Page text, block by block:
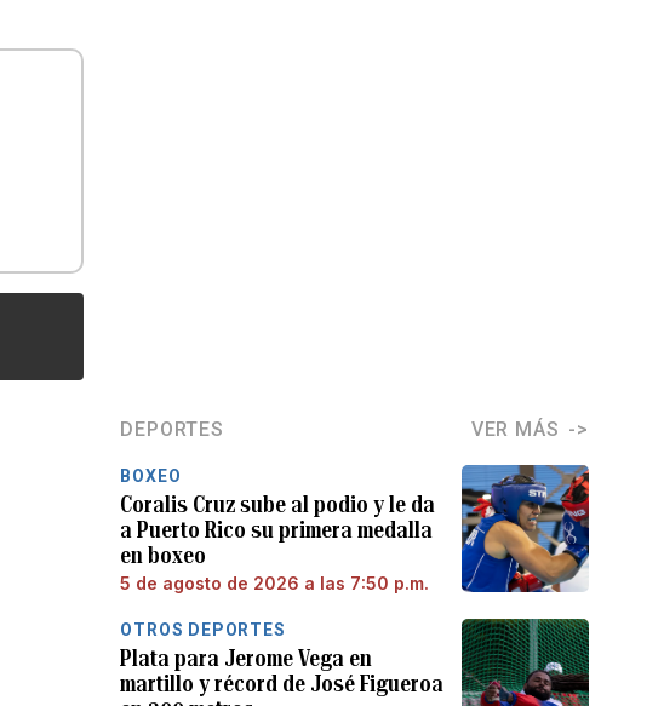
DEPORTES VER MÁS
BOXEO
Coralis Cruz sube al podio y le da
a Puerto Rico su primera medalla
en boxeo
5 de agosto de 2026 a las 7:50 p.m.
OTROS DEPORTES
Plata para Jerome Vega en
martillo y récord de José Figueroa